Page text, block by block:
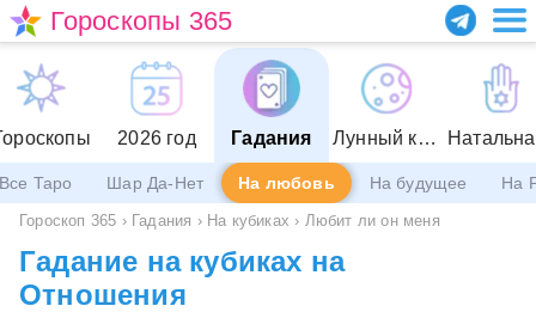
Гороскопы 365
2026 год Гадания Лунный календарь
Таро Шар Да-Нет На любовь На будущее На
Гороскоп 365 › Гадания › На кубиках › Любит ли он меня
Гадание на кубиках на
Отношения